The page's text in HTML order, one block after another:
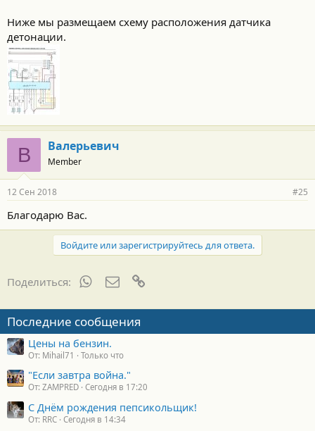
Ниже мы размещаем схему расположения датчика
детонации.
В Валерьевич
Member
12 Сен 2018 #25
Благодарю Вас.
Войдите или зарегистрируйтесь для ответа.
Поделиться: WhatsAppЭлектронная почта
Последние сообщения
Цены на бензин.
От: Mihail71 Только что
"Если завтра война."
От: ZAMPRED Сегодня в 17:20
С Днём рождения пепсикольщик!
От: RRC Сегодня в 14:34